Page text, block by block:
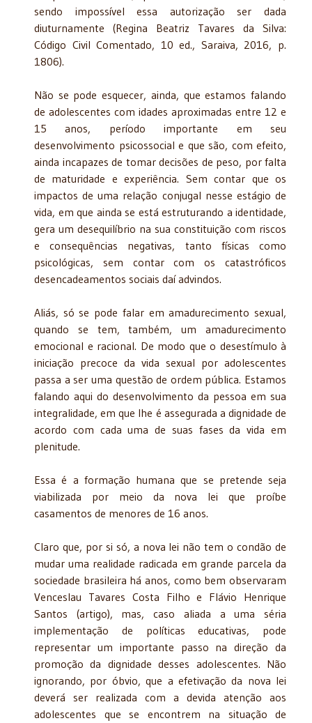
sendo impossível essa autorização ser dada
diuturnamente (Regina Beatriz Tavares da Silva:
Código Civil Comentado, 10 ed., Saraiva, 2016, p.
1806).
Não se pode esquecer, ainda, que estamos falando
de adolescentes com idades aproximadas entre 12 e
15 anos, período importante em seu
desenvolvimento psicossocial e que são, com efeito,
ainda incapazes de tomar decisões de peso, por falta
de maturidade e experiência. Sem contar que os
impactos de uma relação conjugal nesse estágio de
vida, em que ainda se está estruturando a identidade,
gera um desequilíbrio na sua constituição com riscos
e consequências negativas, tanto físicas como
psicológicas, sem contar com os catastróficos
desencadeamentos sociais daí advindos.
Aliás, só se pode falar em amadurecimento sexual,
quando se tem, também, um amadurecimento
emocional e racional. De modo que o desestímulo à
iniciação precoce da vida sexual por adolescentes
passa a ser uma questão de ordem pública. Estamos
falando aqui do desenvolvimento da pessoa em sua
integralidade, em que lhe é assegurada a dignidade de
acordo com cada uma de suas fases da vida em
plenitude.
Essa é a formação humana que se pretende seja
viabilizada por meio da nova lei que proíbe
casamentos de menores de 16 anos.
Claro que, por si só, a nova lei não tem o condão de
mudar uma realidade radicada em grande parcela da
sociedade brasileira há anos, como bem observaram
Venceslau Tavares Costa Filho e Flávio Henrique
Santos (artigo), mas, caso aliada a uma séria
implementação de políticas educativas, pode
representar um importante passo na direção da
promoção da dignidade desses adolescentes. Não
ignorando, por óbvio, que a efetivação da nova lei
deverá ser realizada com a devida atenção aos
adolescentes que se encontrem na situação de